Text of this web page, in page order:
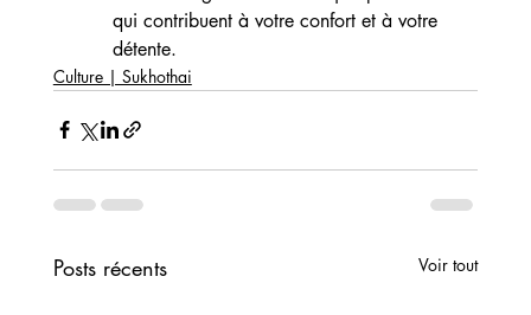
qui contribuent à votre confort et à votre
détente.
Culture | Sukhothai
Posts récents Voir tout